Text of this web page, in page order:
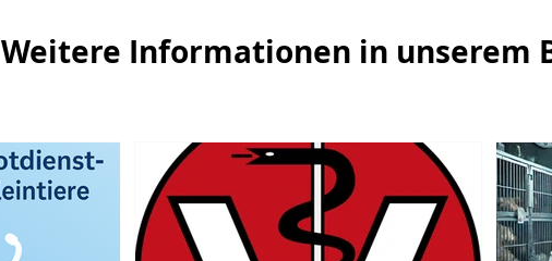
Weitere Informationen in unserem